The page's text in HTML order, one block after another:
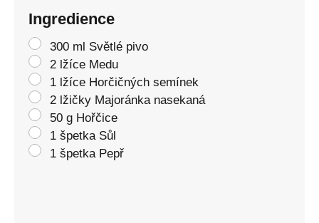
Ingredience
300 ml Světlé pivo
2 lžíce Medu
1 lžíce Horčičných semínek
2 lžičky Majoránka nasekaná
50 g Hořčice
1 špetka Sůl
1 špetka Pepř